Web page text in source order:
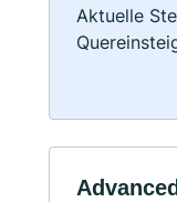
Aktuelle